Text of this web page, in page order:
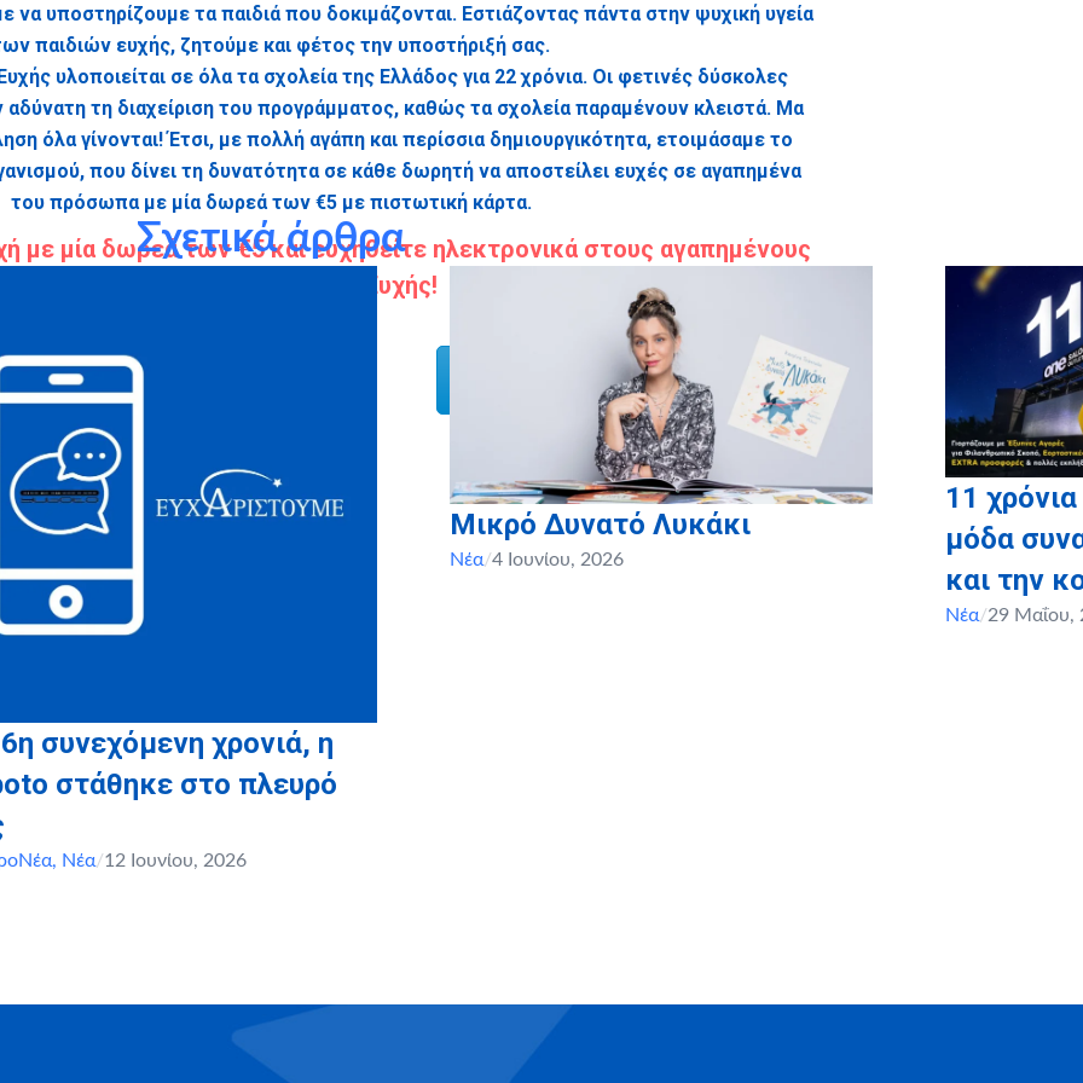
να υποστηρίζουμε τα παιδιά που δοκιμάζονται. Εστιάζοντας πάντα στην ψυχική υγεία
παιδιών ευχής, ζητούμε και φέτος την υποστήριξή σας.
υλοποιείται σε όλα τα σχολεία της Ελλάδος για 22 χρόνια. Οι φετινές δύσκολες
τη διαχείριση του προγράμματος, καθώς τα σχολεία παραμένουν κλειστά. Μα
όλα γίνονται! Έτσι, με πολλή αγάπη και περίσσια δημιουργικότητα, ετοιμάσαμε το
που δίνει τη δυνατότητα σε κάθε δωρητή να αποστείλει ευχές σε αγαπημένα
του πρόσωπα με μία δωρεά των €5 με πιστωτική κάρτα.
με μία δωρεά των €5 και ευχηθείτε ηλεκτρονικά στους αγαπημένους
σας με ένα Αστέρι της Ευχής!
δωρεά Το Αστέρι της Ευχής
Σχετικά άρθρα
6η συνεχόμενη χρονιά, η
στάθηκε στο πλευρό
, Νέα/12 Ιουνίου, 2026
Μικρό Δυνατό Λυκάκι
Νέα/4 Ιουνίου, 2026
11
μόδα
και την
Νέα/29 Μαΐου,